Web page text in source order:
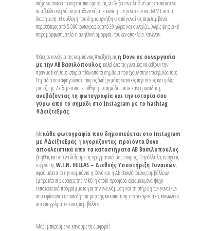
στόχο να σπάσει τα στερεότυπα ομορφιάς, να δείξει τον αληθινό μας εαυτό και να
συμβάλλει ενεργά στην αυθεντική απεικόνιση των γυναικών στα ΜΜΕ και τη
διαφήμιση. Η συλλογή που δημιουργήθηκε από γυναίκες περιλαμβάνει
περισσότερες από 5.000 φωτογραφίες από 39 χώρες και συνεχίζει. Χωρίς ψηφιακή
παραμόρφωση, απλά η αληθινή ομορφιά, που δεν αποκλείει κανέναν.
Φέτος σε συνέχεια της καμπάνιας #ΔείξτεΕμάςη Dove σε συνεργασία
με την ΑΒ Βασιλόπουλος καλεί όλες τις γυναίκες να δείξουν την
πραγματική τους ιστορία πίσω από τα σημάδια που έχουν στην επιδερμίδα τους.
Σημάδια που αφηγούνται ιστορίες ζωής γεμάτες νεανικές περιπέτειες και φιλίες
μιας ζωής. Δείξε με αυτοπεποίθηση το σημάδι που σε κάνει μοναδική,
ανεβάζοντας τη φωτογραφία και την ιστορία σου
γύρω από το σημάδι στο Instagram με το hashtag
#ΔείξτεΕμάς.
Μεκάθε φωτογραφία που δημοσιεύεται στο Instagram
με #ΔείξτεΕμάς ή αγοράζοντας προϊόντα Dove
αποκλειστικά από τα καταστήματα ΑΒ Βασιλόπουλος
βοηθάς και εσύ να δείξουμε τις πραγματικές μας ιστορίες. Παράλληλα, ενισχύεις
το έργο τηςW.I.N. HELLAS – Διεθνής Υποστήριξη Γυναικών,
αφού μέσα από την καμπάνια η Dove και η ΑΒ Βασιλόπουλος συμβάλλουν
έμπρακτα στις δράσεις της MKO, η οποία προσφέρει εξειδικευμένα ψυχο-
εκπαιδευτικά προγράμματα για την ενδυνάμωση και τη στήριξη των γυναικών
που υφίστανται οποιασδήποτε μορφής κακοποίηση, στο οικογενειακό, κοινωνικό
και επαγγελματικό τους περιβάλλον.
Μαζί μπορούμε να κάνουμε τη διαφορά!